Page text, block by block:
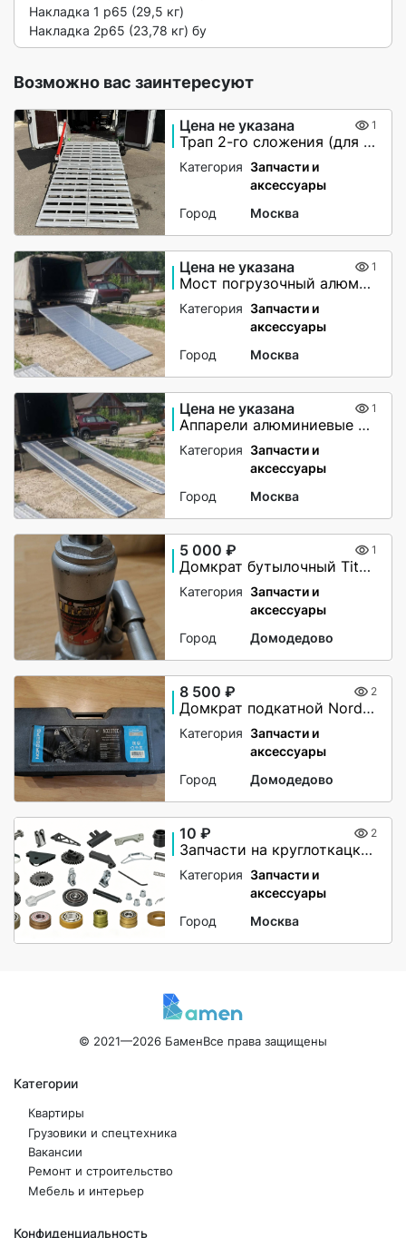
Накладка 1 р65 (29,5 кг)
Накладка 2р65 (23,78 кг) бу
Возможно вас заинтересуют
Цена не указана 1
Трап 2-го сложения (для мото-вездеходов) не поворотный
Категория Запчасти и
аксессуары
Город
Москва
Цена не указана 1
Мост погрузочный алюминиевый
Категория Запчасти и
аксессуары
Город
Москва
Цена не указана 1
Аппарели алюминиевые 6000 кг
Категория Запчасти и
аксессуары
Город
Москва
5 000 ₽ 1
Домкрат бутылочный Titan 4т (180 — 350 мм)
Категория Запчасти и
аксессуары
Город
Домодедово
8 500 ₽ 2
Домкрат подкатной Nordberg N3203EC, 3 тонны
Категория Запчасти и
аксессуары
Город
Домодедово
10 ₽ 2
Запчасти на круглоткацкие станки любых производителей
Категория Запчасти и
аксессуары
Город
Москва
© 2021—2026 БаменВсе права защищены
Категории
Квартиры
Грузовики и спецтехника
Вакансии
Ремонт и строительство
Мебель и интерьер
Конфиденциальность